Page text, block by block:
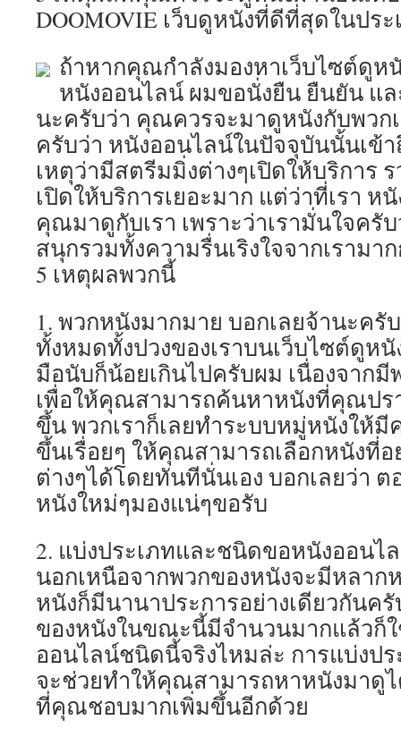
DOOMOVIE เว็บดูหนังที่ดีที่สุดในปร
ถ้าหากคุณกำลังมองหาเว็บไซต์ดูห
หนังออนไลน์ ผมขอนั่งยืน ยืนยัน แล
นะครับว่า คุณควรจะมาดูหนังกับพวกเ
ครับว่า หนังออนไลน์ในปัจจุบันนั้นเข้
เหตุว่ามีสตรีมมิ่งต่างๆเปิดให้บริการ
เปิดให้บริการเยอะมาก แต่ว่าที่เรา ห
คุณมาดูกับเรา เพราะว่าเรามั่นใจค
สนุกรวมทั้งความรื่นเริงใจจากเราม
5 เหตุผลพวกนี้
1. พวกหนังมากมาย บอกเลยจ้านะค
ทั้งหมดทั้งปวงของเราบนเว็บไซต์ดูห
มือนับก็น้อยเกินไปครับผม เนื่องจากมี
เพื่อให้คุณสามารถค้นหาหนังที่คุณปร
ขึ้น พวกเราก็เลยทำระบบหมู่หนังให้
ขึ้นเรื่อยๆ ให้คุณสามารถเลือกหนังที่
ต่างๆได้โดยทันทีนั่นเอง บอกเลยว่า
หนังใหม่ๆมองแน่ๆขอรับ
2. แบ่งประเภทและชนิดขอหนังออนไ
นอกเหนือจากพวกของหนังจะมีหลาก
หนังก็มีนานาประการอย่างเดียวกันค
ของหนังในขณะนี้มีจำนวนมากแล้วก็
ออนไลน์ชนิดนี้จริงไหมล่ะ การแบ่งปร
จะช่วยทำให้คุณสามารถหาหนังมาดู
ที่คุณชอบมากเพิ่มขึ้นอีกด้วย